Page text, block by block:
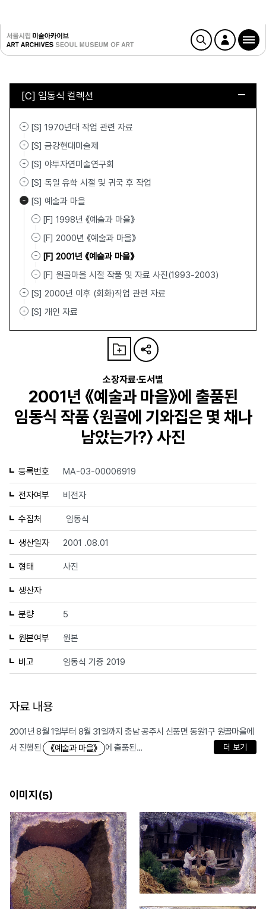
[C] 임동식 컬렉션
[S] 1970년대 작업 관련 자료
[S] 금강현대미술제
[S] 야투자연미술연구회
[S] 독일 유학 시절 및 귀국 후 작업
[S] 예술과 마을
[F] 1998년 《예술과 마을》
[F] 2000년 《예술과 마을》
[F] 2001년 《예술과 마을》
[F] 원골마을 시절 작품 및 자료 사진(1993-2003)
[S] 2000년 이후 (회화)작업 관련 자료
[S] 개인 자료
소장자료·도서별
2001년 《예술과 마을》에 출품된
임동식 작품 〈원골에 기와집은 몇 채나
남았는가?〉 사진
등록번호 MA-03-00006919
전자여부 비전자
수집처 임동식
생산일자 2001 .08.01
형태 사진
생산자
분량 5
원본여부 원본
비고 임동식 기증 2019
자료 내용
2001년 8월 1일부터 8월 31일까지 충남 공주시 신풍면 동원1구 원골마을에
서 진행된
《예술과 마을》 에 출품된... 더 보기
이미지(5)